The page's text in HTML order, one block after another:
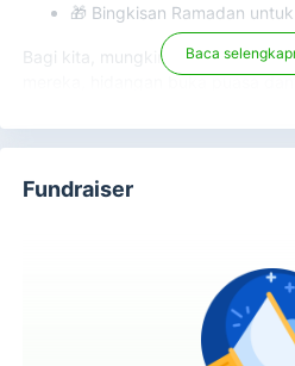
🎁 Bingkisan Ramadan
Bagi kita, mungkin berbuka
mereka, hidangan buka puasa
penguat harapan di bulan suci.
menghadirkan makanan untuk
Mari jadikan Ramadan ini lebih
Sedekahmu hari ini, jadi
Baca
Fundraiser